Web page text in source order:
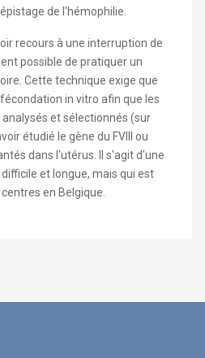
de l'hémophilie.
recours à une interruption de
possible de pratiquer un
Cette technique exige que
in vitro afin que les
et sélectionnés (sur
étudié le gène du FVIII ou
dans l'utérus. Il s'agit d'une
et longue, mais qui est
en Belgique.